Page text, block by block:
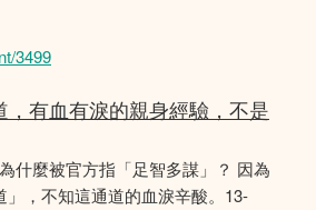
3499
，有血有淚的親身經驗，不是
什麼被官方指「足智多謀」？ 因為
」，不知這通道的血淚辛酸。13-